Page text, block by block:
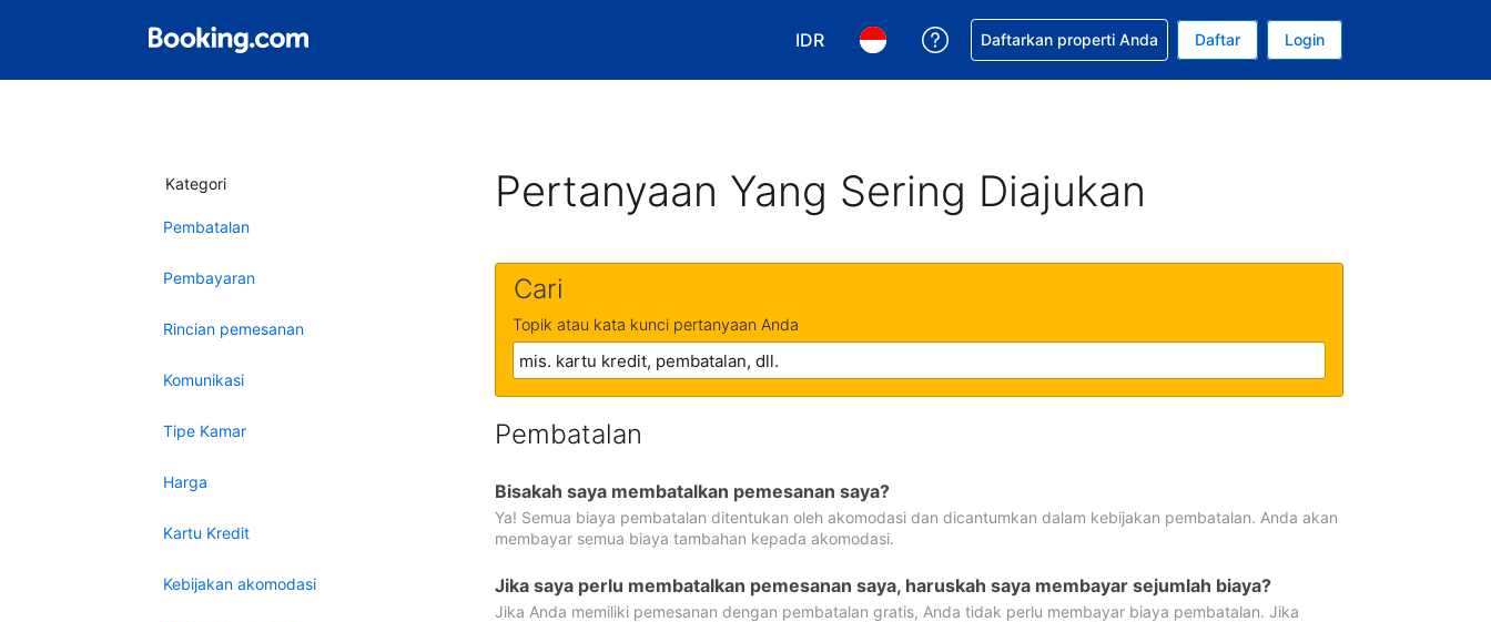
IDR
Pilih mata uang Anda. Mata uang Anda saat ini adalah Rupiah Indonesia
Pilih bahasa Anda. Bahasa Anda saat ini adalah Bahasa Indonesia
Dapatkan bantuan untuk pemesanan Anda
Daftarkan properti Anda Daftar Login
Kategori
Pembatalan
Pembayaran
Rincian pemesanan
Komunikasi
Tipe Kamar
Harga
Kartu Kredit
Kebijakan akomodasi
Pertanyaan Yang Sering Diajukan
Cari
Topik atau kata kunci pertanyaan Anda
Pembatalan
Bisakah saya membatalkan pemesanan saya?
Ya! Semua biaya pembatalan ditentukan oleh akomodasi dan dicantumkan dalam kebijakan pembatalan. Anda akan
membayar semua biaya tambahan kepada akomodasi.
Jika saya perlu membatalkan pemesanan saya, haruskah saya membayar sejumlah biaya?
Jika Anda memiliki pemesanan dengan pembatalan gratis, Anda tidak perlu membayar biaya pembatalan. Jika